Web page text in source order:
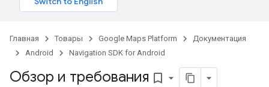
Главная Товары Google Maps Platform
Документация
Android
Navigation SDK for Android
Обзор и требования bookmark_border